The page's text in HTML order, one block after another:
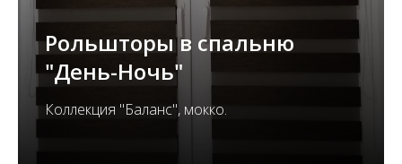
Рольшторы в спальню
"День-Ночь"
Коллекция "Баланс", мокко.